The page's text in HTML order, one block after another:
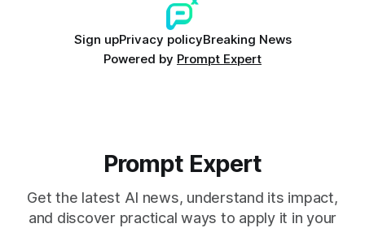
Sign upPrivacy policyBreaking News
Powered by Prompt Expert
Prompt Expert
Get the latest AI news, understand its impact,
and discover practical ways to apply it in your